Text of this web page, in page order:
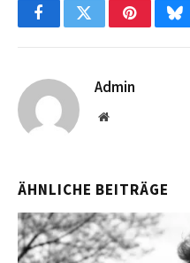
FacebookTwitterPinterest
Admin
Website
ÄHNLICHE BEITRÄGE